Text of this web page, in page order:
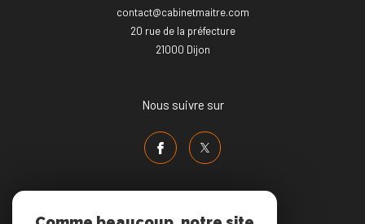
contact@cabinetmaitre.com
20 rue de la préfecture
21000
dijon
Nous suivre sur